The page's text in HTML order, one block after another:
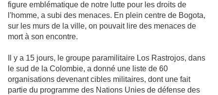
figure emblématique de notre lutte pour les droits de
l'homme, a subi des menaces. En plein centre de Bogota,
sur les murs de la ville, on pouvait lire des menaces de
mort à son encontre.
Il y a 15 jours, le groupe paramilitaire Los Rastrojos, dans
le sud de la Colombie, a donné une liste de 60
organisations devenant cibles militaires, dont une fait
partie du programme des Nations Unies de défense des